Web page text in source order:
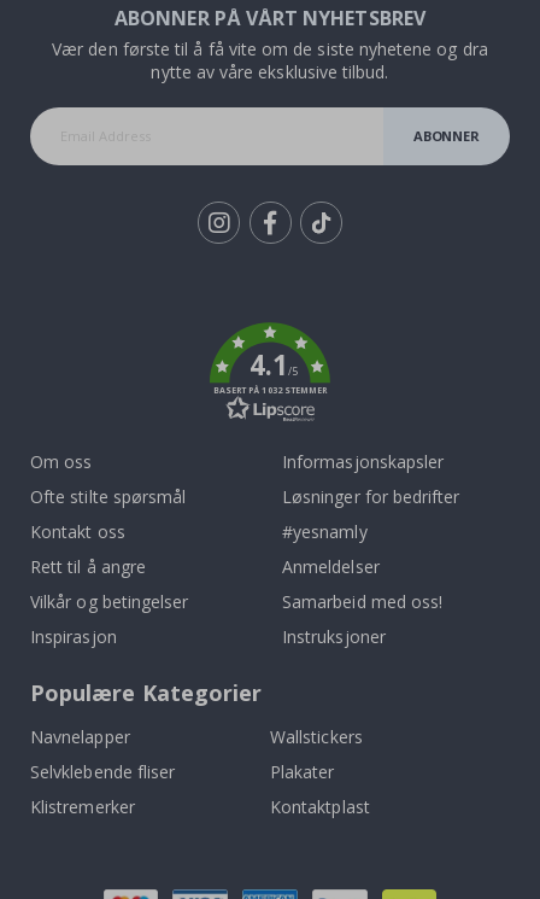
ABONNER PÅ VÅRT NYHETSBREV
Vær den første til å få vite om de siste nyhetene og dra
nytte av våre eksklusive tilbud.
ABONNER
4.1/5
BASERT PÅ 1032 STEMMER
Om oss
Ofte stilte spørsmål
Kontakt oss
Rett til å angre
Vilkår og betingelser
Inspirasjon
Informasjonskapsler
Løsninger for bedrifter
#yesnamly
Anmeldelser
Samarbeid med oss!
Instruksjoner
Populære Kategorier
Navnelapper
Wallstickers
Selvklebende fliser
Plakater
Klistremerker
Kontaktplast